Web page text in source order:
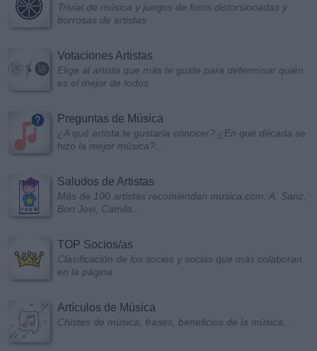
Trivial de música y juegos de fotos distorsionadas y
borrosas de artistas
Votaciones Artistas
Elige al artista que más te guste para determinar quién
es el mejor de todos
Preguntas de Música
¿A qué artista te gustaría conocer? ¿En qué década se
hizo la mejor música?...
Saludos de Artistas
Más de 100 artistas recomiendan musica.com: A. Sanz,
Bon Jovi, Camila...
TOP Socios/as
Clasificación de los socios y socias que más colaboran
en la página
Artículos de Música
Chistes de música, frases, beneficios de la música...